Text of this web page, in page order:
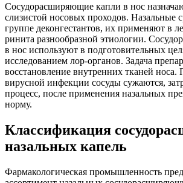
Сосудорасширяющие капли в нос
слизистой носовых проходов. Назальные
группе деконгестантов, их применяют в
ринита разнообразной этиологии.
в нос используют в подготовительных
исследованием лор-органов. Задача
восстановление внутренних тканей носа.
вирусной инфекции сосуды сужаются,
процесс, после применения назальных
норму.
Классификация
назальных капель
Фармакологическая промышленность